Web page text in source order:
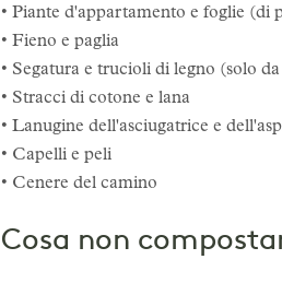
• Piante d'appartamento e foglie (di
• Fieno e paglia
• Segatura e trucioli di legno (solo
• Stracci di cotone e lana
• Lanugine dell'asciugatrice e
• Capelli e peli
• Cenere del camino
Cosa non